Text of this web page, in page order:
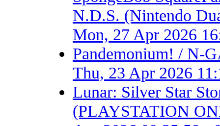
N.D.S. (Nintendo
Mon, 27 Apr 2026
Pandemonium! / N-
Thu, 23 Apr 2026
Lunar: Silver Star
(PLAYSTATION